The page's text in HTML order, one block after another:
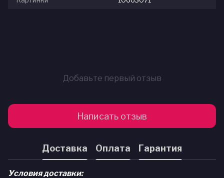
Добавьте первый отзыв
Написать отзыв
Доставка Оплата Гарантия
Условия доставки: